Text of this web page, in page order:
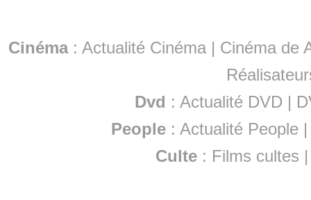
Cinéma: Actualité Cinéma | Cinéma de
Dvd : Actualité DVD |
People :Actualité People
Culte : Films cultes